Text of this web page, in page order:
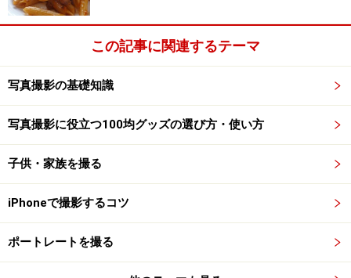
1/3 次のページへ
この記事に関連するテーマ
写真撮影の基礎知識
写真撮影に役立つ100均グッズの選び方・使い方
子供・家族を撮る
iPhoneで撮影するコツ
ポートレートを撮る